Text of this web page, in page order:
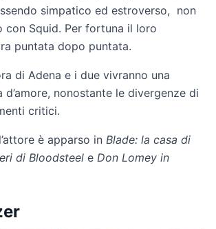
simpatico ed estroverso, non
con Squid. Per fortuna il loro
puntata dopo puntata.
di Adena e i due vivranno una
d’amore, nonostante le divergenze di
critici.
è apparso in Blade: la casa di
di Bloodsteel e Don Lomey in